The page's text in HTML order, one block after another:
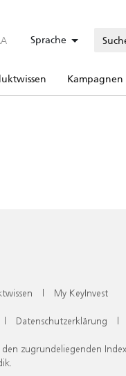
Sprache
Kampagnen
| My KeyInvest
| Datenschutzerklärung |
zugrundeliegenden